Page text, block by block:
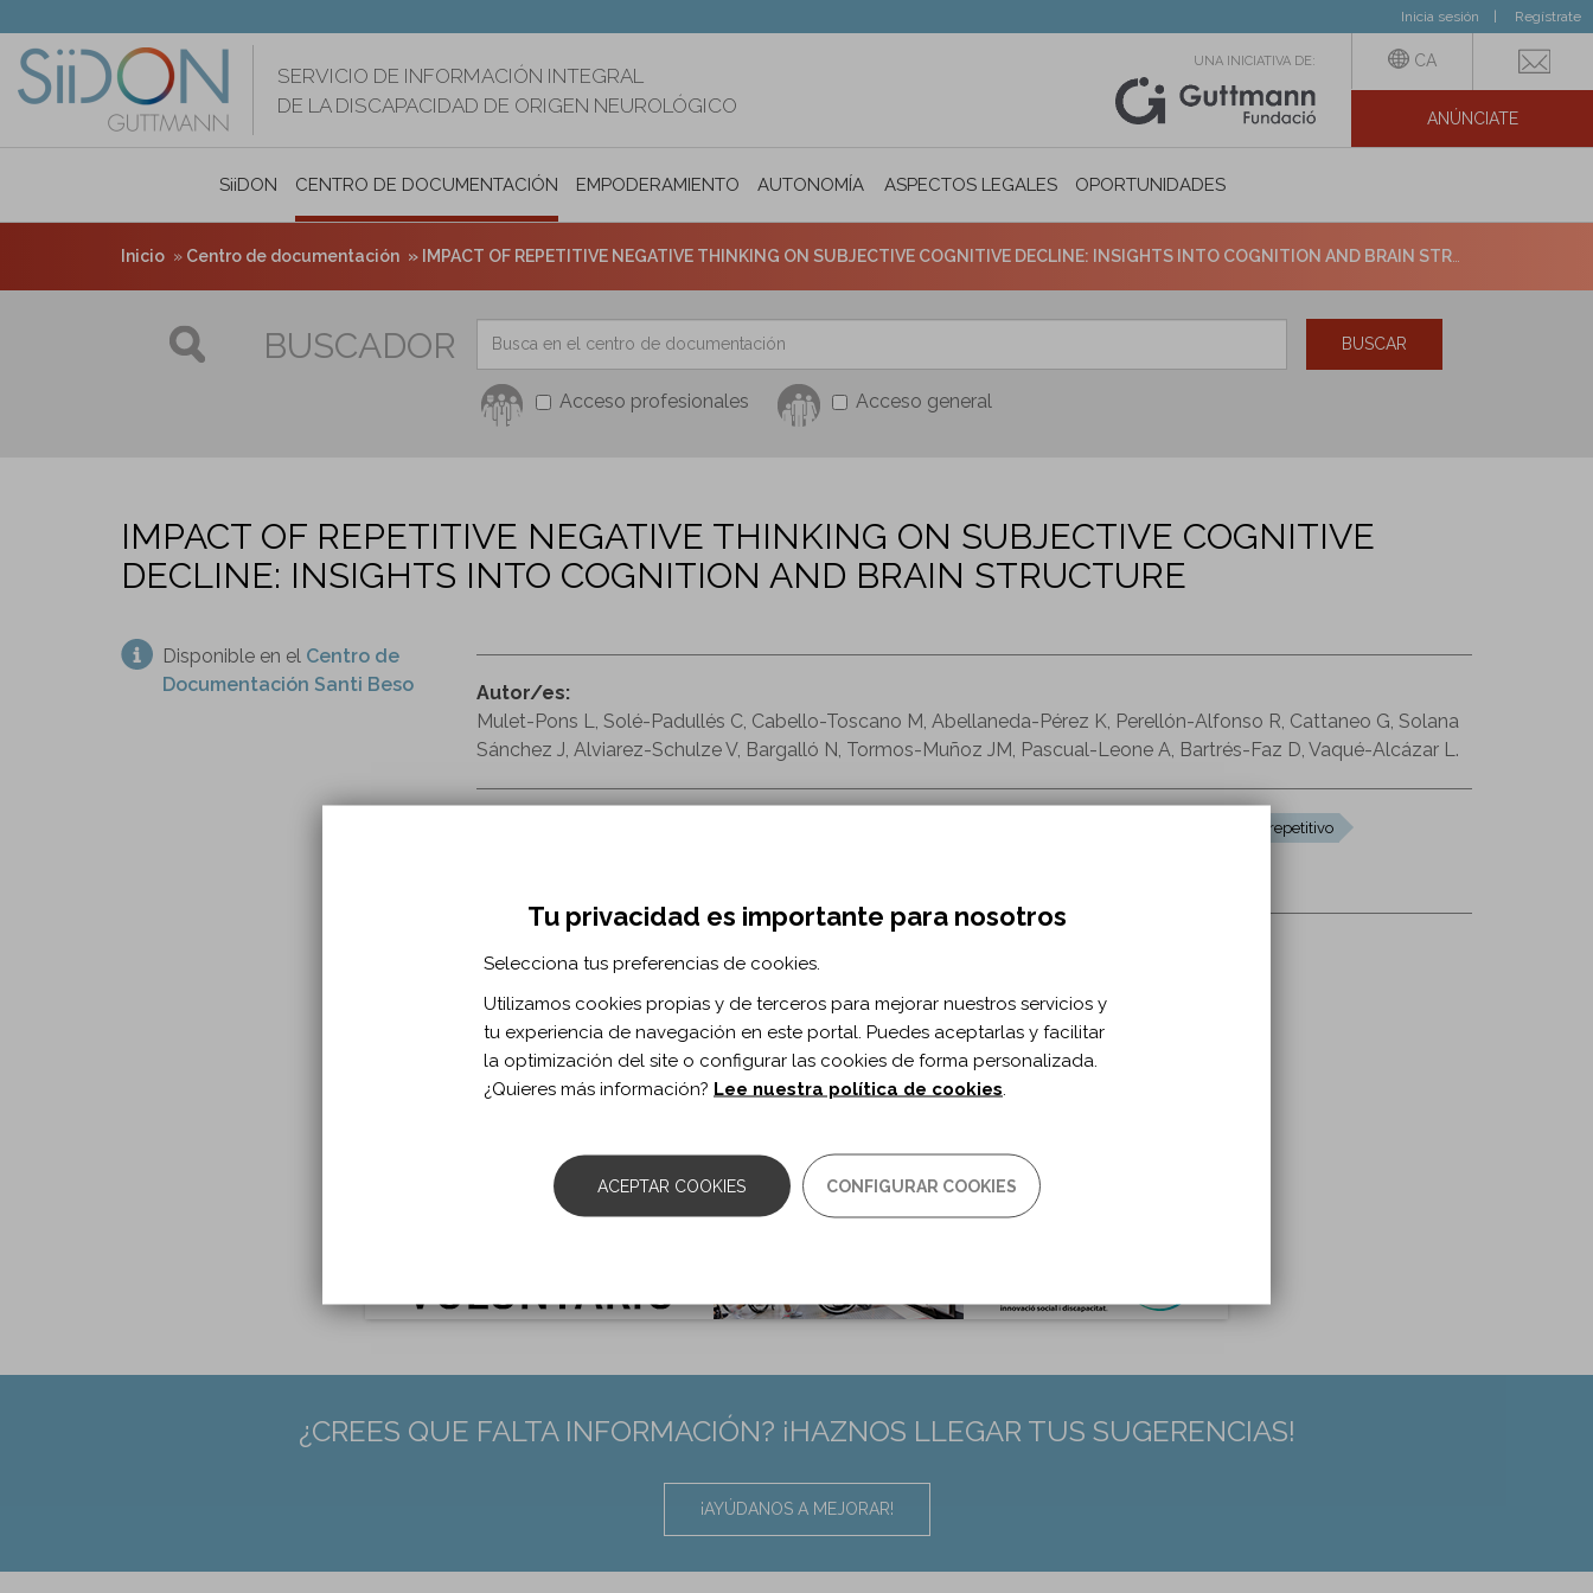
contenido
principal
Inicia sesión Regístrate
SERVICIO DE INFORMACIÓN INTEGRAL
DE LA DISCAPACIDAD DE ORIGEN NEUROLÓGICO
UNA INICIATIVA DE: CA
ANÚNCIATE
SiiDON CENTRO DE DOCUMENTACIÓN EMPODERAMIENTO AUTONOMÍA PERSONAL E INCLUSIÓN SOCIAL
ASPECTOS LEGALES OPORTUNIDADES
Inicio Centro de documentación IMPACT OF REPETITIVE NEGATIVE THINKING ON SUBJECTIVE COGNITIVE DECLINE: INSIGHTS INTO COGNITION AND BRAIN STRUCTURE
BUSCADOR
Acceso profesionales Acceso general
BUSCAR
IMPACT OF REPETITIVE NEGATIVE THINKING ON SUBJECTIVE COGNITIVE
DECLINE: INSIGHTS INTO COGNITION AND BRAIN STRUCTURE
Disponible en el Centro de
Documentación Santi Beso
Autor/es:
Mulet-Pons L, Solé-Padullés C, Cabello-Toscano M, Abellaneda-Pérez K, Perellón-Alfonso R, Cattaneo G, Solana
Sánchez J, Alviarez-Schulze V, Bargalló N, Tormos-Muñoz JM, Pascual-Leone A, Bartrés-Faz D, Vaqué-Alcázar L.
pensamiento negativo repetitivo
Front Aging Neurosci. 2024 Aug 13;16
Tipo de documento:Artículo
Idioma documento:
Páginas:
39193493
¿CREES QUE FALTA INFORMACIÓN? ¡HAZNOS LLEGAR TUS SUGERENCIAS!
¡AYÚDANOS A MEJORAR!
Tu privacidad es importante para nosotros
Selecciona tus preferencias de cookies.
Utilizamos cookies propias y de terceros para mejorar nuestros servicios y
tu experiencia de navegación en este portal. Puedes aceptarlas y facilitar
la optimización del site o configurar las cookies de forma personalizada.
¿Quieres más información? Lee nuestra política de cookies
ACEPTAR COOKIES CONFIGURAR COOKIES